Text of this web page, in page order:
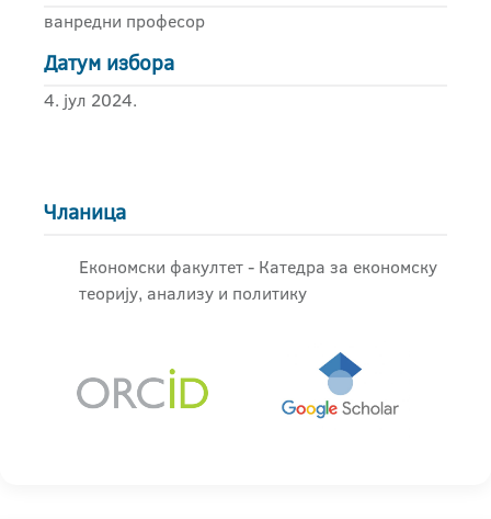
ванредни професор
Датум избора
4. јул 2024.
Чланица
Економски факултет - Катедра за економску
теорију, анализу и политику